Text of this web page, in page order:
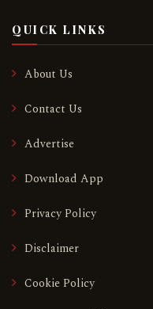
QUICK LINKS
About Us
Contact Us
Advertise
Download App
Privacy Policy
Disclaimer
Cookie Policy